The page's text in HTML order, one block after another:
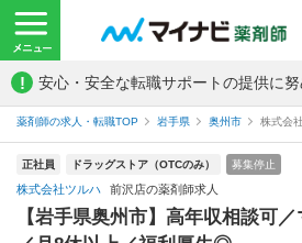
! 安心・安全な転職サポートの提供に努
薬剤師の求人・転職TOP 岩手県 奥州市 株式会
正社員 ドラッグストア（OTCのみ） 募集停止
株式会社ツルハ 前沢店の薬剤師求人
【岩手県奥州市】高年収相談可